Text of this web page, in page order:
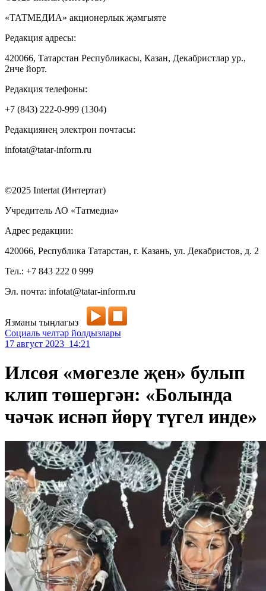
«ТАТМЕДИА» акционерлык җәмгыяте
Редакция адресы:
420066, Татарстан Республикасы, Казан, Декабристлар ур.,
2нче йорт.
Редакция телефоны:
+7 (843) 222-0-999 (1304)
Редакциянең электрон почтасы:
infotat@tatar-inform.ru
©2025 Intertat (Интертат)
Учредитель АО «Татмедиа»
Адрес редакции:
420066, Республика Татарстан, г. Казань, ул. Декабристов, д. 2
Тел.: +7 843 222 0 999
Эл. почта: infotat@tatar-inform.ru
Язманы тыңлагыз
Социаль челтәр йолдызлары
17 август 2023 14:21
Илсөя «мөгезле җен» булып
клип төшергән: «Болында
чәчәк иснәп йөрү түгел инде»